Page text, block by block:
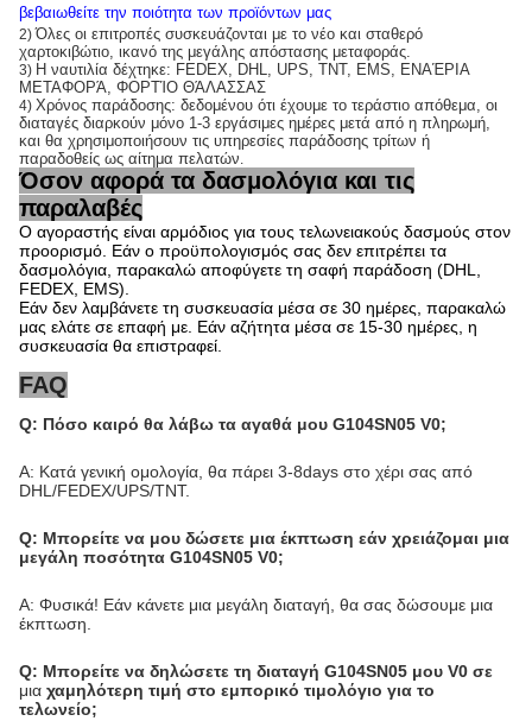
βεβαιωθείτε την ποιότητα των προϊόντων μας
2)Όλες οι επιτροπές συσκευάζονται με το νέο και σταθερό
χαρτοκιβώτιο, ικανό της μεγάλης απόστασης μεταφοράς.
3) Η ναυτιλία δέχτηκε: FEDEX, DHL, UPS, TNT, EMS, ΕΝΑΈΡΙΑ
ΜΕΤΑΦΟΡΆ, ΦΟΡΤΊΟ ΘΆΛΑΣΣΑΣ
4) Χρόνος παράδοσης: δεδομένου ότι έχουμε το τεράστιο απόθεμα, οι
διαταγές διαρκούν μόνο 1-3 εργάσιμες ημέρες μετά από η πληρωμή,
και θα χρησιμοποιήσουν τις υπηρεσίες παράδοσης τρίτων ή
παραδοθείς ως αίτημα πελατών.
Όσον αφορά τα δασμολόγια και τις
παραλαβές
Ο αγοραστής είναι αρμόδιος για τους τελωνειακούς δασμούς στον
προορισμό. Εάν ο προϋπολογισμός σας δεν επιτρέπει τα
δασμολόγια, παρακαλώ αποφύγετε τη σαφή παράδοση (DHL,
FEDEX, EMS).
Εάν δεν λαμβάνετε τη συσκευασία μέσα σε 30 ημέρες, παρακαλώ
μας ελάτε σε επαφή με. Εάν αζήτητα μέσα σε 15-30 ημέρες, η
συσκευασία θα επιστραφεί.
FAQ
Q: Πόσο καιρό θα λάβω τα αγαθά μου G104SN05 V0;
Α: Κατά γενική ομολογία, θα πάρει 3-8days στο χέρι σας από
DHL/FEDEX/UPS/TNT.
Q: Μπορείτε να μου δώσετε μια έκπτωση εάν χρειάζομαι μια
μεγάλη ποσότητα G104SN05 V0;
Α: Φυσικά! Εάν κάνετε μια μεγάλη διαταγή, θα σας δώσουμε μια
έκπτωση.
Q: Μπορείτε να δηλώσετε τη διαταγή G104SN05 μου V0 σε
μια χαμηλότερη τιμή στο εμπορικό τιμολόγιο για το
τελωνείο;